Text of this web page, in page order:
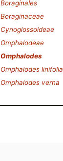
Boraginales
Boraginaceae
Cynoglossoideae
Omphalodeae
Omphalodes
Omphalodes linifolia
Omphalodes verna